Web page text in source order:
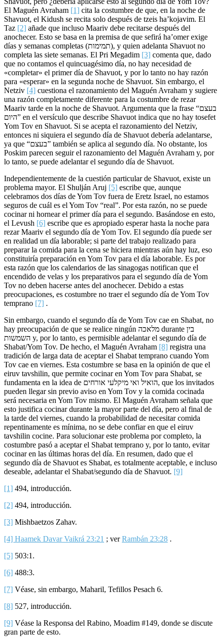
El Maguén Avraham [1] cita la costumbre de que, en la noche de
Shavuot, el Kidush se recita solo después de tzeis ha’kojavim. El
Taz [2] añade que incluso Maariv debe recitarse después del
anochecer. Esto se basa en la premisa de que sefirá ha’omer exige
días y semanas completas (תמימות), y quien adelanta Shavuot no
completa las siete semanas. El Pri Megadim [3] comenta que, dado
que no contamos el quincuagésimo día, no hay necesidad de
«completar» el primer día de Shavuot, y por lo tanto no hay razón
para «esperar» en la segunda noche de Shavuot. Sin embargo, el
Netziv [4] cuestiona el razonamiento del Maguén Avraham y sugiere
una razón completamente diferente para la costumbre de rezar
Maariv tarde en la noche de Shavuot. Argumenta que la frase “בעצם
היום” en el versículo que describe Shavuot indica que no hay tosefet
Yom Tov en Shavuot. Si se acepta el razonamiento del Netziv,
entonces ni siquiera el segundo día de Shavuot debería adelantarse,
ya que “בעצם” también se aplica al segundo día. No obstante, los
Poskim parecen seguir el razonamiento del Maguén Avraham y, por
lo tanto, se puede adelantar el segundo día de Shavuot.
Independientemente de la cuestión particular de Shavuot, existe un
problema mayor. El Shulján Aruj [5] escribe que, aunque
celebramos dos días de Yom Tov fuera de Eretz Israel, no estamos
seguros de cuál es el Yom Tov “real”. Por esta razón, no se puede
cocinar ni hornear el primer día para el segundo. Basándose en esto,
el Levush [6] escribe que es apropiado esperar hasta la noche para
rezar Maariv el segundo día de Yom Tov. El segundo día puede ser
en realidad un día laborable; si parte del trabajo realizado para
preparar la comida para la cena se hiciera mientras aún hay luz, eso
constituiría preparación en Yom Tov para el día laborable. Es por
esta razón que los calendarios de las sinagogas notifican que el
encendido de velas y los preparativos para el segundo día de Yom
Tov no deben hacerse antes del anochecer. Debido a estas
preocupaciones, es costumbre no traer el segundo día de Yom Tov
temprano [7] .
Sin embargo, cuando el segundo día de Yom Tov cae en Shabat, no
hay preocupación de que se realice ningún מלאכה durante בין
השמשות y, por lo tanto, es permisible adelantar el segundo día de
Shabat/Yom Tov. De hecho, el Maguén Avraham [8] registra una
tradición de larga data de aceptar el Shabat temprano cuando Yom
Tov cae en viernes. Esta costumbre se basa en la opinión de que el
eiruv tavshilin, que permite cocinar en Yom Tov para Shabat, se
fundamenta en la idea de הואיל ואי מיקלעי אורחים, que los invitados
pueden llegar sin previo aviso en Yom Tov y la comida cocinada
será necesaria en Yom Tov mismo. El Maguén Avraham señala que
esto justifica cocinar durante la mayor parte del día, pero al final de
la tarde del viernes, cuando la probabilidad de necesitar comida
repentinamente es mínima, no se debe confiar en que el eiruv
tavshilin cocine. Para solucionar este problema por completo, la
costumbre pasó a aceptar el Shabat temprano y, por lo tanto, evitar
cocinar en las últimas horas del día. En resumen, dado que el
segundo día de Shavuot es Shabat, es totalmente aceptable, e incluso
deseable, adelantar el Shabat/segundo día de Shavuot. [9]
[1] 494, introducción.
[2] 494, introducción.
[3] Mishbaetzos Zahav.
[4] Haamek Davar Vaikrá 23:21 ; verRambán 23:28 .
[5] 503:1.
[6] 488:3.
[7] Véase, sin embargo, Maharil, Tefillos Pesach 6.
[8] 527, introducción.
[9] Véase la Responsa del Rabino, Moadim #149, donde se discute
gran parte de esto.